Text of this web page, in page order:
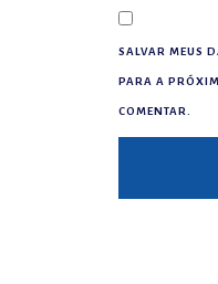
SALVAR MEUS
PARA A
COMENTAR.